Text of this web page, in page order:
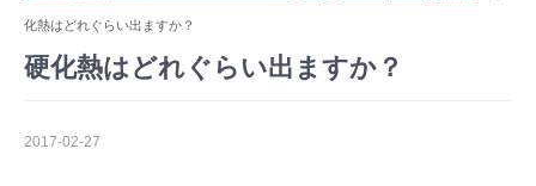
化熱はどれぐらい出ますか？
硬化熱はどれぐらい出ますか？
2017-02-27